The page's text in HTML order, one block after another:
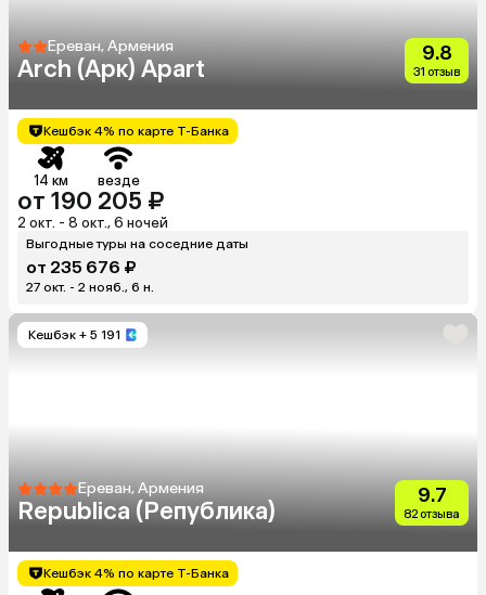
Ереван, Армения
Arch (Арк) Apart
9.8
31 отзыв
Кешбэк 4% по карте Т-Банка
14 км везде
от 190 205 ₽
2 окт. - 8 окт., 6 ночей
Выгодные туры на соседние даты
от 235 676 ₽
27 окт. - 2 нояб., 6 н.
Кешбэк + 5 191
Ереван, Армения
Republica (Република)
9.7
82 отзыва
Кешбэк 4% по карте Т-Банка